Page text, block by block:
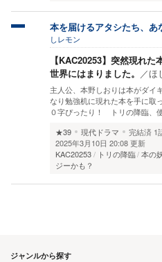
本を届けるアタシたち、あ
しレモン
【KAC20253】突然現れ
世界にはまりました。 ／ほ
主人公、本野しおりは本がダイ
なり勉強机に現れた本を手に
０字ぴったり！ トリの降臨、
★39
現代ドラマ 完結済 1
2025年3月10日 20:08 更新
KAC20253
トリの降臨 本の
ジーかも？
ジャンルから探す